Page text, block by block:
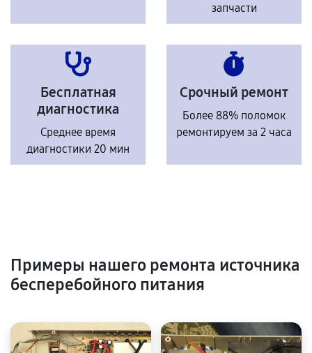
запчасти
Бесплатная
диагностика
Среднее время
диагностики 20 мин
Срочный ремонт
Более 88% поломок
ремонтируем за 2 часа
Примеры нашего ремонта источника
бесперебойного питания